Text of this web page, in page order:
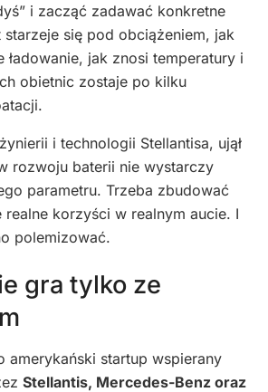
i zacząć zadawać konkretne
się pod obciążeniem, jak
ładowanie, jak znosi temperatury i
obietnic zostaje po kilku
i technologii Stellantisa, ujął
rozwoju baterii nie wystarczy
parametru. Trzeba zbudować
korzyści w realnym aucie. I
polemizować.
gra tylko ze
amerykański startup wspierany
Stellantis, Mercedes-Benz oraz